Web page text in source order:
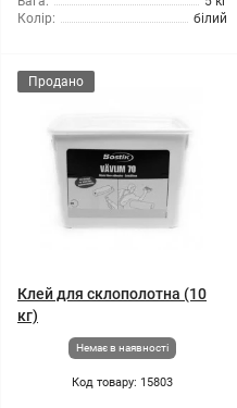
Колір:
білий
Продано
Клей для склополотна (10
кг)
Немає в наявності
Код товару: 15803